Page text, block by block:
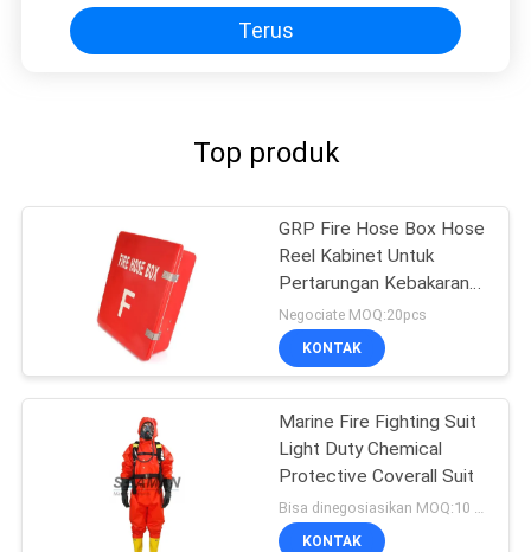
Terus
Top produk
GRP Fire Hose Box Hose
Reel Kabinet Untuk
Pertarungan Kebakaran
Laut
Negociate MOQ:20pcs
KONTAK
Marine Fire Fighting Suit
Light Duty Chemical
Protective Coverall Suit
Bisa dinegosiasikan MOQ:10 set
KONTAK